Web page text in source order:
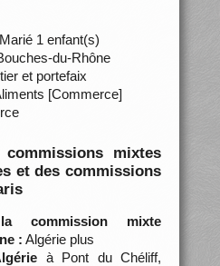
Marié 1 enfant(s)
du-Rhône
et portefaix
[Commerce]
commissions mixtes
et des commissions
commission mixte
: Algérie plus
à Pont du Chéliff,